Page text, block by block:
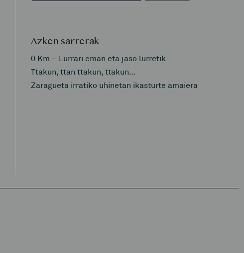
Azken sarrerak
0 Km – Lurrari eman eta jaso lurretik
Ttakun, ttan ttakun, ttakun…
Zaragueta irratiko uhinetan ikasturte amaiera